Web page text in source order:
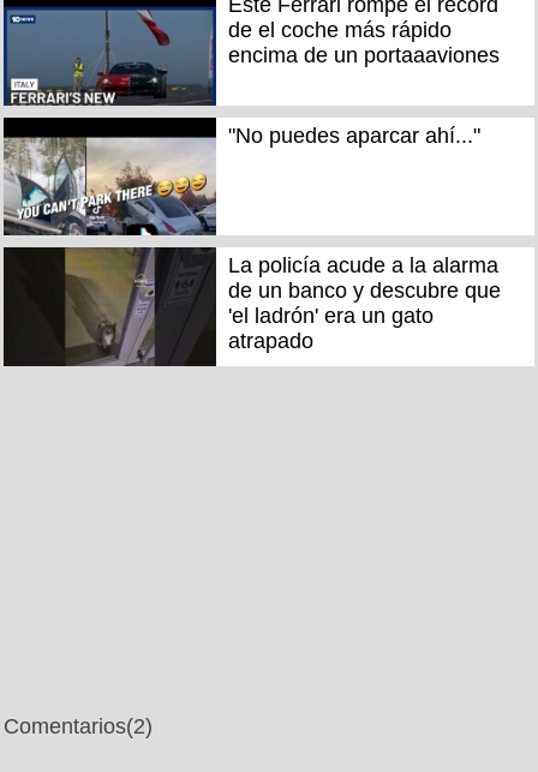
Este Ferrari rompe el récord
de el coche más rápido
encima de un portaaaviones
"No puedes aparcar ahí..."
La policía acude a la alarma
de un banco y descubre que
'el ladrón' era un gato
atrapado
Comentarios(2)